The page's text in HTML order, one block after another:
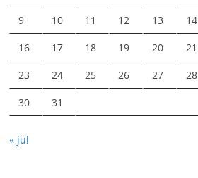
9 10 11 12 13 14
16 17 18 19 20 21
23 24 25 26 27 28
30 31
« jul